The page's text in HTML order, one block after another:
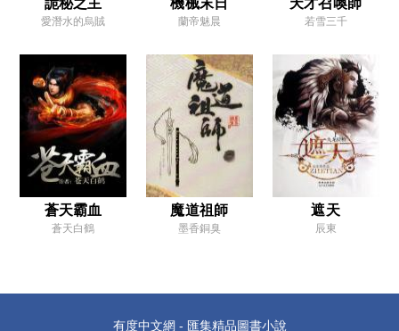
第二十一章 愉快的舔包時間
第二十二章 事了拂衣去，飛揚功與名
第二十三章 大收穫！
第二十四章 我家是大夏第一逆賊
第二十五章 九州震動
第二卷 俠少是怎樣煉成的
第一章 江湖，我來了
詭秘之主
愛潛水的烏賊
機械末日
蘭帝魅晨
天才召喚師
若雪三千
蒼天霸血
蒼天白鶴
魔道祖師
墨香銅臭
遮天
辰東
有度中文網 - 匯集精品圖書小說